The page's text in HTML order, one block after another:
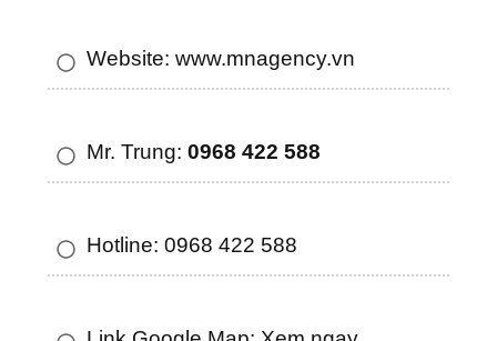
Website: www.mnagency.vn
Mr. Trung: 0968 422 588
Hotline: 0968 422 588